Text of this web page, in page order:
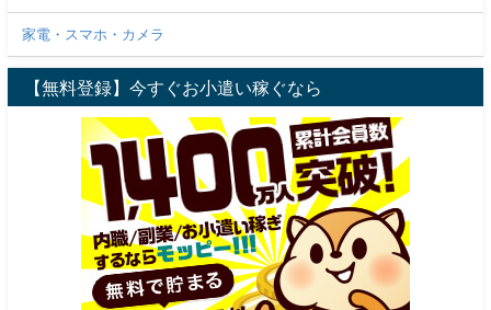
家電・スマホ・カメラ
【無料登録】今すぐお小遣い稼ぐなら